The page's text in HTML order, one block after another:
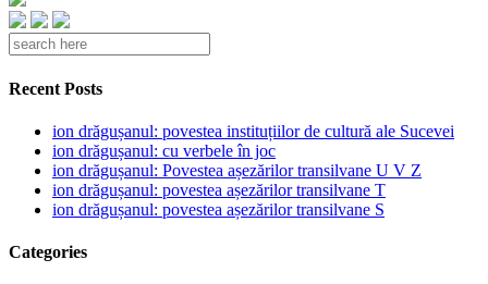
Recent Posts
ion drăgușanul: povestea instituțiilor de cultură ale Sucevei
ion drăgușanul: cu verbele în joc
ion drăgușanul: Povestea așezărilor transilvane U V Z
ion drăgușanul: povestea așezărilor transilvane T
ion drăgușanul: povestea așezărilor transilvane S
Categories